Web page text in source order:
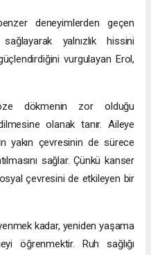
deneyimlerden geçen
yalnızlık hissini
vurgulayan Erol,
dökmenin zor olduğu
olanak tanır. Aileye
yakın çevresinin de sürece
sağlar. Çünkü kanser
çevresini de etkileyen bir
kadar, yeniden yaşama
öğrenmektir. Ruh sağlığı